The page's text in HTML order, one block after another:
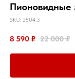
Пионовидные
SKU: 2504.3
8 590 ₽ 22 000 ₽